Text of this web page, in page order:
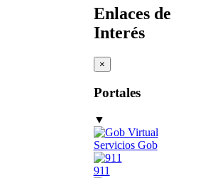
Enlaces de
Interés
×
Portales
▼
Servicios Gob
911